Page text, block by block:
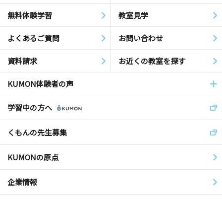
無料体験学習 教室見学
よくあるご質問 お問い合わせ
資料請求 お近くの教室を探す
KUMON体験者の声
学習中の方へ
くもんの先生募集
KUMONの原点
企業情報